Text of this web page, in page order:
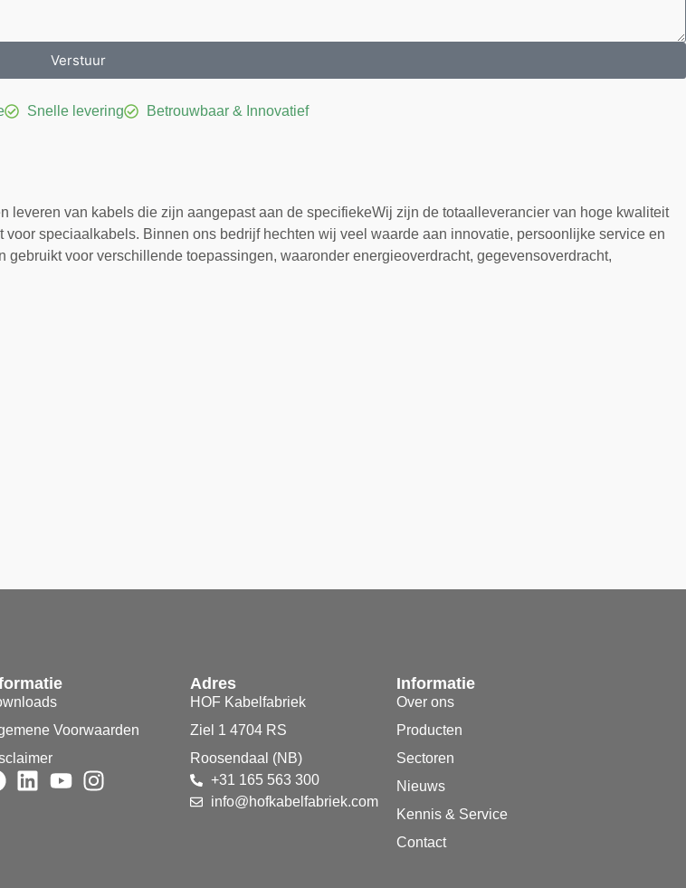
Verstuur
Snelle levering Betrouwbaar & Innovatief
leveren van kabels die zijn aangepast aan de specifiekeWij zijn de totaalleverancier van hoge kwaliteit
speciaalkabels. Binnen ons bedrijf hechten wij veel waarde aan innovatie, persoonlijke service en
voor verschillende toepassingen, waaronder energieoverdracht, gegevensoverdracht,
Voorwaarden
Adres
HOF Kabelfabriek
Ziel 1 4704 RS
Roosendaal (NB)
+31 165 563 300
info@hofkabelfabriek.com
Informatie
Over ons
Producten
Sectoren
Nieuws
Kennis & Service
Contact